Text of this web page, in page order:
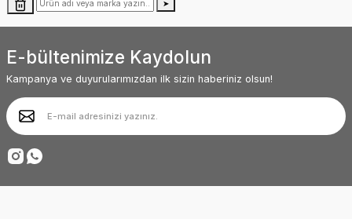
➤
E-bültenimize Kaydolun
Kampanya ve duyurularımızdan ilk sizin haberiniz olsun!